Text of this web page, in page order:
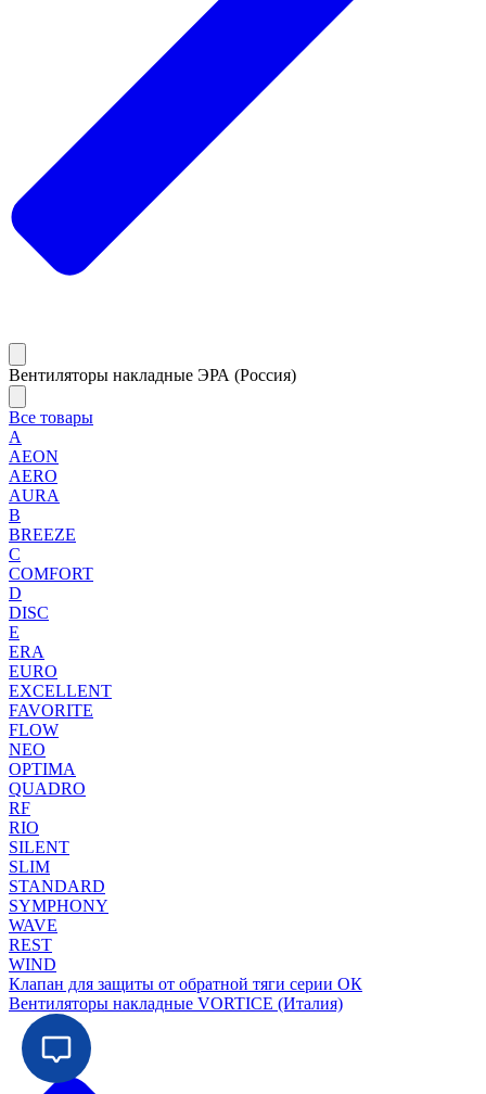
Вентиляторы накладные ЭРА (Россия)
Все товары
A
AEON
AERO
AURA
B
BREEZE
C
COMFORT
D
DISC
E
ERA
EURO
EXCELLENT
FAVORITE
FLOW
NEO
OPTIMA
QUADRO
RF
RIO
SILENT
SLIM
STANDARD
SYMPHONY
WAVE
REST
WIND
Клапан для защиты от обратной тяги серии ОК
Вентиляторы накладные VORTICE (Италия)